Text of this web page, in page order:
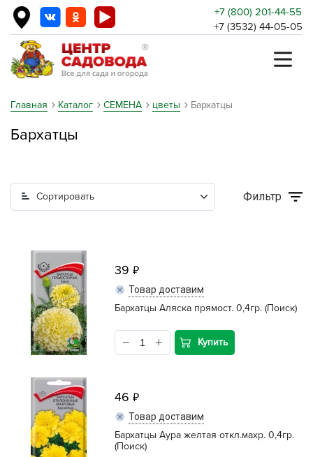
+7 (800) 201-44-55
+7 (3532) 44-05-05
Главная Каталог СЕМЕНА цветы Бархатцы
Бархатцы
Сортировать Фильтр
39
Товар доставим
Бархатцы Аляска прямост. 0,4гр. (Поиск)
Купить
46
Товар доставим
Бархатцы Аура желтая откл.махр. 0,4гр.
(Поиск)